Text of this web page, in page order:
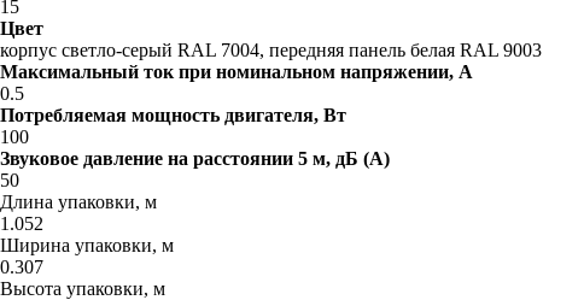
15
Цвет
корпус светло-серый RAL 7004, передняя панель белая RAL 9003
Максимальный ток при номинальном напряжении, A
0.5
Потребляемая мощность двигателя, Вт
100
Звуковое давление на расстоянии 5 м, дБ (A)
50
Длина упаковки, м
1.052
Ширина упаковки, м
0.307
Высота упаковки, м